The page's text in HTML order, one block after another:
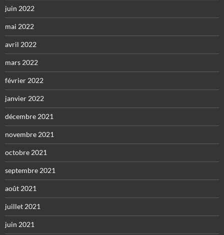
juin 2022
mai 2022
avril 2022
mars 2022
février 2022
janvier 2022
décembre 2021
novembre 2021
octobre 2021
septembre 2021
août 2021
juillet 2021
juin 2021